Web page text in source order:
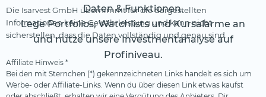
Daten & Funktionen.
Lege Portfolios, Watchlists und Kursalarme an
und nutze unsere Investmentanalyse auf
Profiniveau.
Die Isarvest GmbH übernimmt für die dargestellten
Informationen keine Gewährleistung und kann nicht
sicherstellen, dass die Daten vollständig und genau sind.
Affiliate Hinweis *
Bei den mit Sternchen (*) gekennzeichneten Links handelt es sich um
Werbe- oder Affiliate-Links. Wenn du über diesen Link etwas kaufst